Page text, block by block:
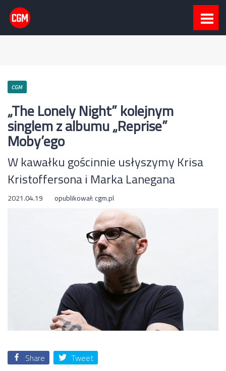
CGM
„The Lonely Night” kolejnym
singlem z albumu „Reprise”
Moby’ego
W kawałku gościnnie usłyszymy Krisa
Kristoffersona i Marka Lanegana
2021.04.19 opublikował:cgm.pl
Share Tweet